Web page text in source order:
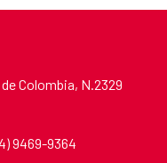
Colombia, N.2329
9469-9364